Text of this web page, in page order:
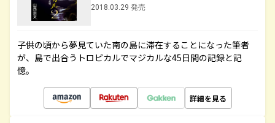
2018.03.29 発売
子供の頃から夢見ていた南の島に滞在することになった筆者
が、島で出合うトロピカルでマジカルな45日間の記録と記
憶。
詳細を見る